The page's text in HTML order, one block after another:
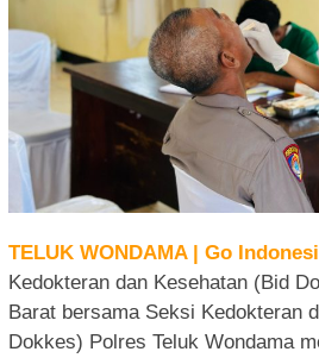
TELUK WONDAMA | Go
Kedokteran dan Kesehatan (Bid
Barat bersama Seksi Kedokteran
Dokkes) Polres Teluk Wondama